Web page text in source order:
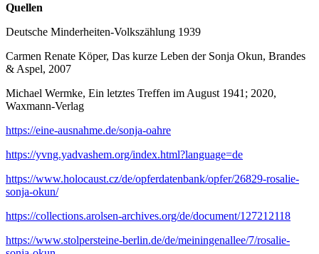
Quellen
Deutsche Minderheiten-Volkszählung 1939
Carmen Renate Köper, Das kurze Leben der Sonja Okun, Brandes
& Aspel, 2007
Michael Wermke, Ein letztes Treffen im August 1941; 2020,
Waxmann-Verlag
https://eine-ausnahme.de/sonja-oahre
https://yvng.yadvashem.org/index.html?language=de
https://www.holocaust.cz/de/opferdatenbank/opfer/26829-rosalie-
sonja-okun/
https://collections.arolsen-archives.org/de/document/127212118
https://www.stolpersteine-berlin.de/de/meiningenallee/7/rosalie-